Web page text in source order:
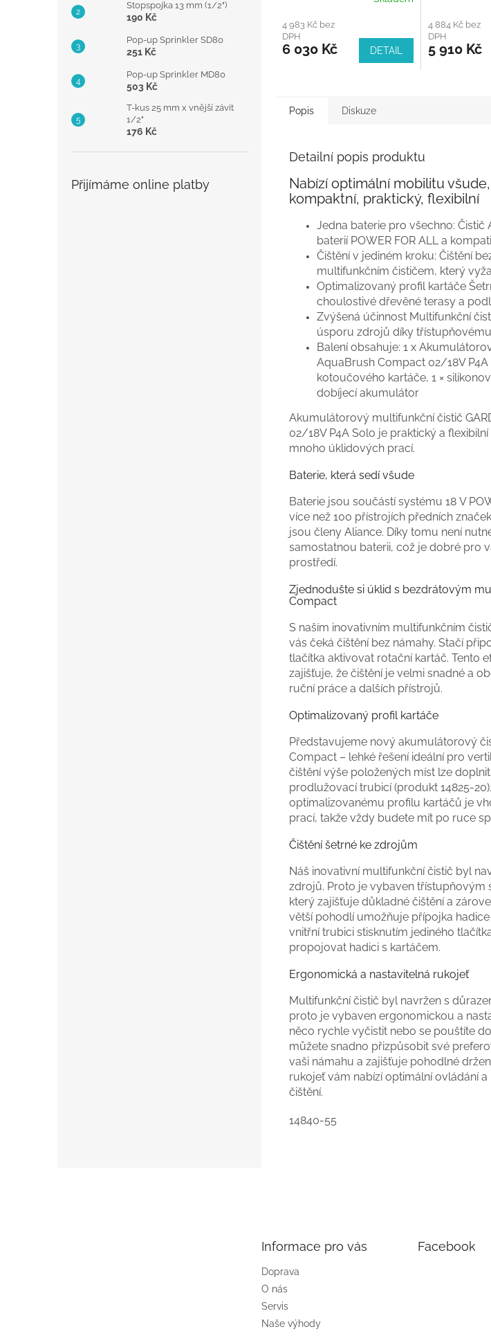
Stopspojka 13 mm (1/2")
190 Kč
Pop-up Sprinkler SD80
251 Kč
Pop-up Sprinkler MD80
503 Kč
T-kus 25 mm x vnější závit
1/2"
176 Kč
Přijímáme online platby
4 983 Kč bez
DPH
6 030 Kč DETAIL
4 884 Kč bez
DPH
5 910 Kč
Popis Diskuze
Detailní popis produktu
Nabízí optimální mobilitu
kompaktní, praktický, flexibilní
Jedna baterie pro všechno:
baterií POWER FOR ALL a
Čištění v jediném kroku: Čištění
multifunkčním čističem, který
Optimalizovaný profil kartáče
choulostivé dřevěné terasy a
Zvýšená účinnost Multifunkční
úsporu zdrojů díky
Balení obsahuje: 1 x
AquaBrush Compact 02/18V P4A
kotoučového kartáče, 1 ×
dobíjecí akumulátor
Akumulátorový multifunkční čistič
02/18V P4A Solo je praktický a
mnoho úklidových prací.
Baterie, která sedí všude
Baterie jsou součástí systému 18 V
více než 100 přístrojích předních
jsou členy Aliance. Díky tomu není
samostatnou baterii, což je dobré pro
prostředí.
Zjednodušte si úklid s bezdrátovým
Compact
S naším inovativním multifunkčním
vás čeká čištění bez námahy. Stačí
tlačítka aktivovat rotační kartáč. Tento
zajišťuje, že čištění je velmi snadné a
ruční práce a dalších přístrojů.
Optimalizovaný profil kartáče
Představujeme nový akumulátorový
Compact – lehké řešení ideální pro
čištění výše položených míst lze
prodlužovací trubicí (produkt 14825-
optimalizovanému profilu kartáčů je
prací, takže vždy budete mít po ruce
Čištění šetrné ke zdrojům
Náš inovativní multifunkční čistič byl
zdrojů. Proto je vybaven třístupňovým
který zajišťuje důkladné čištění a
větší pohodlí umožňuje přípojka
vnitřní trubici stisknutím jediného
propojovat hadici s kartáčem.
Ergonomická a nastavitelná rukojeť
Multifunkční čistič byl navržen s
proto je vybaven ergonomickou a
něco rychle vyčistit nebo se pouštíte
můžete snadno přizpůsobit své
vaši námahu a zajišťuje pohodlné
rukojeť vám nabízí optimální ovládání
čištění.
14840-55
Informace pro vás
Doprava
O nás
Servis
Naše výhody
Facebook